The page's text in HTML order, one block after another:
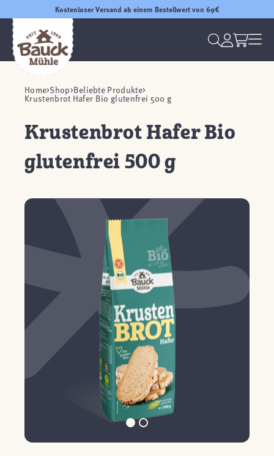
Kostenloser Versand ab einem Bestellwert von 69€
Home Shop Beliebte Produkte
Krustenbrot Hafer Bio glutenfrei 500 g
Krustenbrot Hafer Bio
glutenfrei 500 g